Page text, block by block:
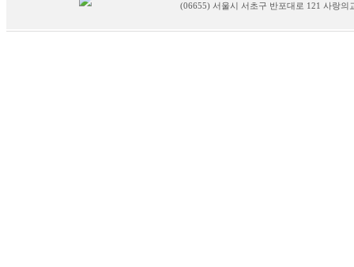
(06655) 서울시 서초구 반포대로 121 사랑